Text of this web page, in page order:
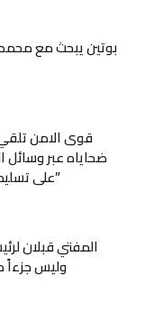
بوتين يبحث مع
قوى الامن
ضحاياه عبر وسائل
على تسليمهم مطابخ و”أعمال نجارة”
المفتي قبلان
وليس جزءاً